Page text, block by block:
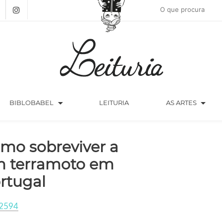
BIBLOBABEL arrow_drop_down LEITURIA AS ARTES arrow_drop_down
sobreviver a
terramoto em